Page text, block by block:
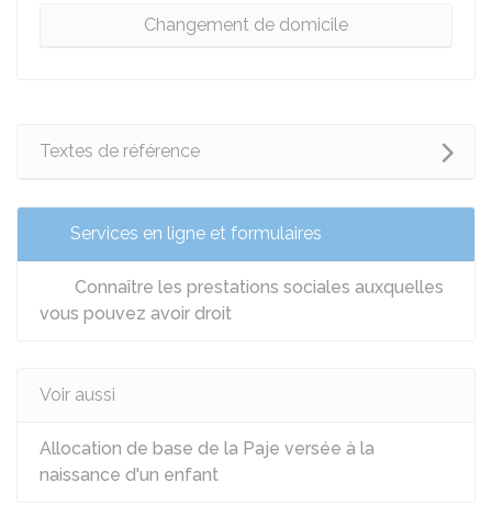
Changement de domicile
Textes de référence
Services en ligne et formulaires
Connaître les prestations sociales auxquelles
vous pouvez avoir droit
Voir aussi
Allocation de base de la Paje versée à la
naissance d'un enfant